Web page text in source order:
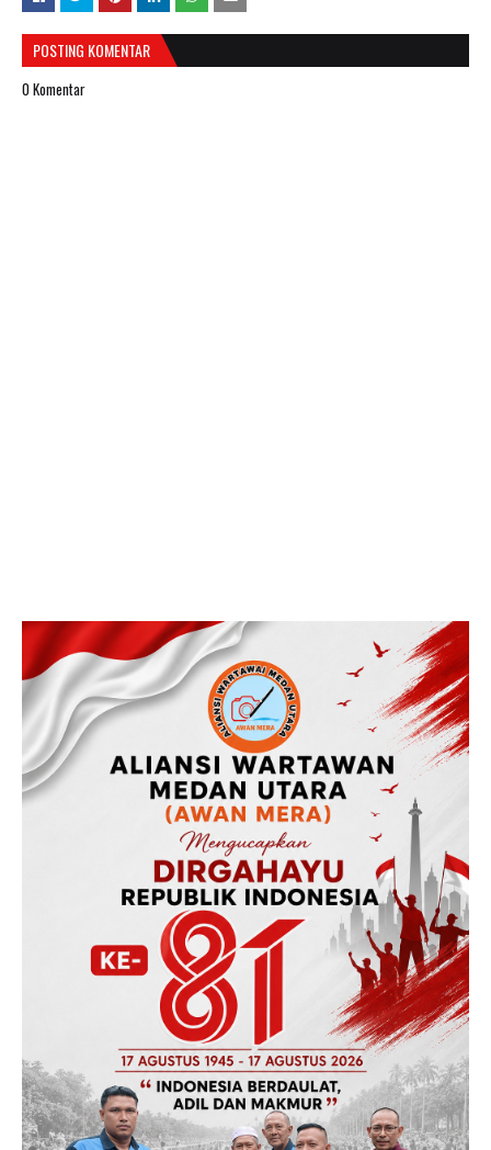
POSTING KOMENTAR
0 Komentar